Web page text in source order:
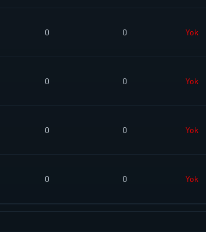
0 0 Yok
0 0 Yok
0 0 Yok
0 0 Yok